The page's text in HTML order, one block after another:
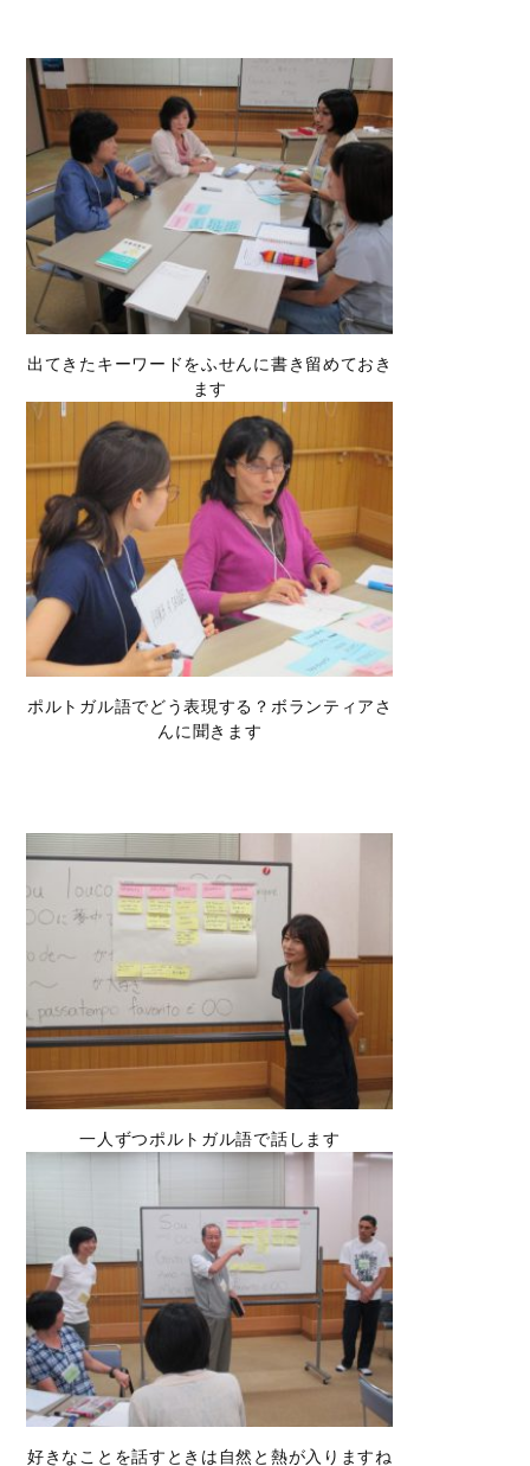
出てきたキーワードをふせんに書き留めておき
ます
ポルトガル語でどう表現する？ボランティアさ
んに聞きます
一人ずつポルトガル語で話します
好きなことを話すときは自然と熱が入りますね